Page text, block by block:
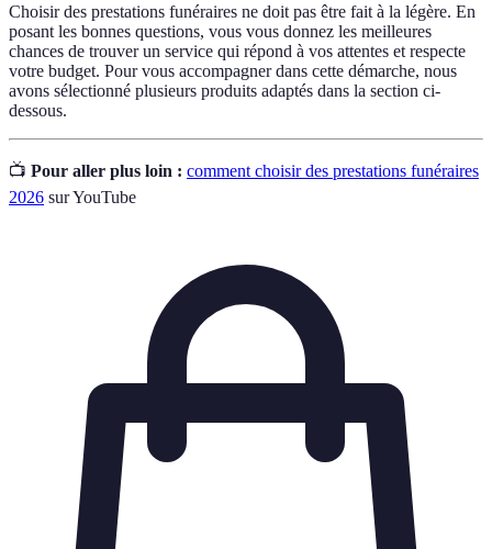
Choisir des prestations funéraires ne doit pas être fait à la légère. En
posant les bonnes questions, vous vous donnez les meilleures
chances de trouver un service qui répond à vos attentes et respecte
votre budget. Pour vous accompagner dans cette démarche, nous
avons sélectionné plusieurs produits adaptés dans la section ci-
dessous.
📺 Pour aller plus loin : comment choisir des prestations funéraires
2026 sur YouTube